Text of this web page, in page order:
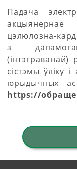
Падача
акцыянернае
цэлюлозна-
з
(інтэграванай)
сістэмы ўліку
юрыдычных
https://